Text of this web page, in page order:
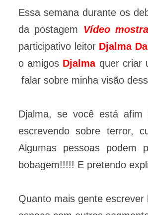
Essa semana durante os
da postagem Vídeo
participativo leitor Djalma
o amigos Djalmaquer criar
falar sobre minha visão
Djalma, se você está afim
escrevendo sobre terror,
Algumas pessoas podem
bobagem!!!!! E pretendo
Quanto mais gente